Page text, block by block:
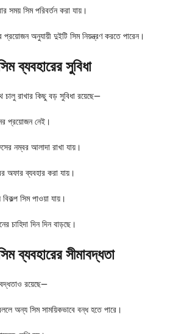
সময় সিম পরিবর্তন করা যায়।
প্রয়োজন অনুযায়ী দুইটি সিম নিয়ন্ত্রণ করতে পারেন।
ব্যবহারের সুবিধা
রাখার কিছু বড় সুবিধা রয়েছে—
প্রয়োজন নেই।
নম্বর আলাদা রাখা যায়।
অফার ব্যবহার করা যায়।
সিম পাওয়া যায়।
চাহিদা দিন দিন বাড়ছে।
ব্যবহারের সীমাবদ্ধতা
রয়েছে—
অন্য সিম সাময়িকভাবে বন্ধ হতে পারে।